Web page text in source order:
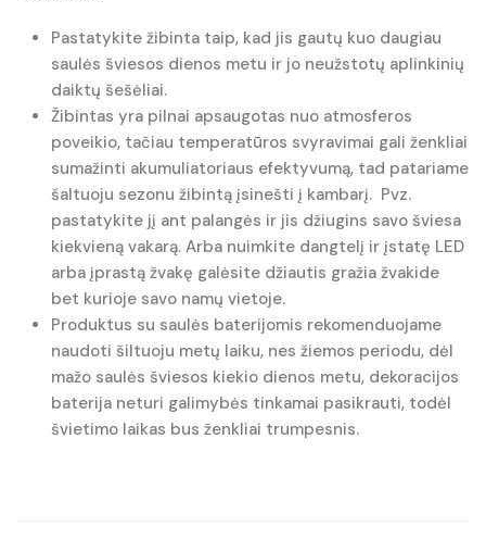
Pastatykite žibinta taip, kad jis gautų kuo daugiau
saulės šviesos dienos metu ir jo neužstotų aplinkinių
daiktų šešėliai.
Žibintas yra pilnai apsaugotas nuo atmosferos
poveikio, tačiau temperatūros svyravimai gali ženkliai
sumažinti akumuliatoriaus efektyvumą, tad patariame
šaltuoju sezonu žibintą įsinešti į kambarį. Pvz.
pastatykite jį ant palangės ir jis džiugins savo šviesa
kiekvieną vakarą. Arba nuimkite dangtelį ir įstatę LED
arba įprastą žvakę galėsite džiautis gražia žvakide
bet kurioje savo namų vietoje.
Produktus su saulės baterijomis rekomenduojame
naudoti šiltuoju metų laiku, nes žiemos periodu, dėl
mažo saulės šviesos kiekio dienos metu, dekoracijos
baterija neturi galimybės tinkamai pasikrauti, todėl
švietimo laikas bus ženkliai trumpesnis.